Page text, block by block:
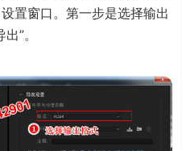
设置窗口。第一步是选择输出
”。